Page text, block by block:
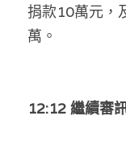
捐款10萬元，
萬。
12:12 繼續審